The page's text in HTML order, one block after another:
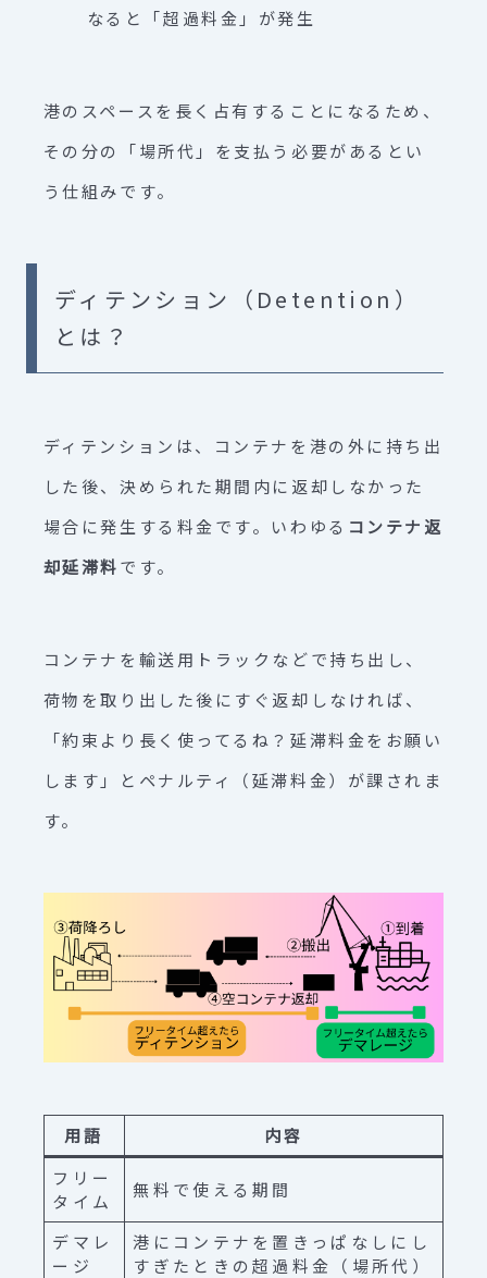
なると「超過料金」が発生
港のスペースを長く占有することになるため、
その分の「場所代」を支払う必要があるとい
う仕組みです。
ディテンション（Detention）
とは？
ディテンションは、コンテナを港の外に持ち出
した後、決められた期間内に返却しなかった
場合に発生する料金です。いわゆる コンテナ返
却延滞料です。
コンテナを輸送用トラックなどで持ち出し、
荷物を取り出した後にすぐ返却しなければ、
「約束より長く使ってるね？延滞料金をお願い
します」とペナルティ（延滞料金）が課されま
す。
用語
内容
フリー
タイム
無料で使える期間
デマレ
ージ
港にコンテナを置きっぱなしにし
すぎたときの超過料金（場所代）